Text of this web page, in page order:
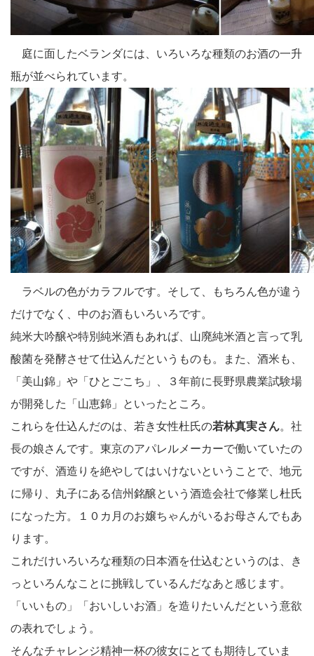
庭に面したベランダには、いろいろな種類のお酒の一升
瓶が並べられています。
ラベルの色がカラフルです。そして、もちろん色が違う
だけでなく、中のお酒もいろいろです。
純米大吟醸や特別純米酒もあれば、山廃純米酒と言って乳
酸菌を発酵させて仕込んだというものも。また、酒米も、
「美山錦」や「ひとごこち」、３年前に長野県農業試験場
が開発した「山恵錦」といったところ。
これらを仕込んだのは、若き女性杜氏の若林真実さん。社
長の娘さんです。東京のアパレルメーカーで働いていたの
ですが、酒造りを絶やしてはいけないということで、地元
に帰り、丸子にある信州銘醸という酒造会社で修業し杜氏
になった方。１０カ月のお嬢ちゃんがいるお母さんでもあ
ります。
これだけいろいろな種類の日本酒を仕込むというのは、き
っといろんなことに挑戦しているんだなあと感じます。
「いいもの」「おいしいお酒」を造りたいんだという意欲
の表れでしょう。
そんなチャレンジ精神一杯の彼女にとても期待していま